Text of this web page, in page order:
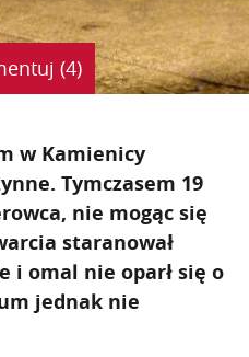
(4)
w Kamienicy
Tymczasem 19
nie mogąc się
staranował
i omal nie oparł się o
jednak nie